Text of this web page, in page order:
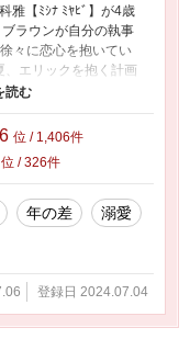
雅【ﾐｼﾅ ﾐﾔﾋﾞ】が4歳
ラウンが自分の執事
々に恋心を抱いてい
、エリックを抱く計画
にリベンジをするが
位 / 1,406件
位 / 326件
年の差
溺愛
登録日 2024.07.04